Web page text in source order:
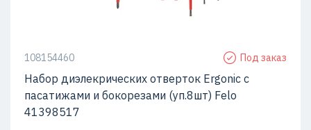
108154460 Под заказ
Набор диэлекрических отверток Ergonic с
пасатижами и бокорезами (уп.8шт) Felo
41398517